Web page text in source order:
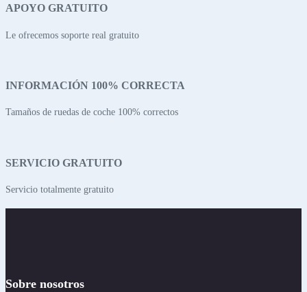
APOYO GRATUITO
Le ofrecemos soporte real gratuito
INFORMACIÓN 100% CORRECTA
Tamaños de ruedas de coche 100% correctos
SERVICIO GRATUITO
Servicio totalmente gratuito
Sobre nosotros